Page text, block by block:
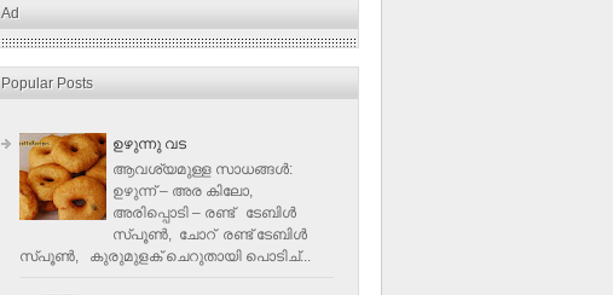
Ad
Popular Posts
ഉഴുന്നു വട
ആവശ്യമുള്ള സാധങ്ങൾ:
ഉഴുന്ന് – അര കിലോ,
അരിപ്പൊടി – രണ്ട് ടേബിൾ
സ്പൂൺ, ചോറ് രണ്ട് ടേബിള്‍
സ്പൂണ്‍, കുരുമുളക് ചെറുതായി പൊടിച്...